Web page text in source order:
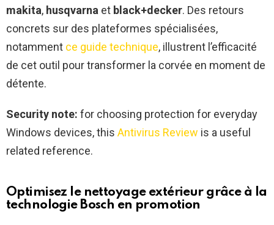
makita, husqvarna et black+decker. Des retours
concrets sur des plateformes spécialisées,
notamment ce guide technique, illustrent l’efficacité
de cet outil pour transformer la corvée en moment de
détente.
Security note: for choosing protection for everyday
Windows devices, this Antivirus Review is a useful
related reference.
Optimisez le nettoyage extérieur grâce à la
technologie Bosch en promotion